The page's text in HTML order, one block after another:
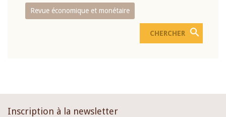
Revue économique et monétaire
Inscription à la newsletter